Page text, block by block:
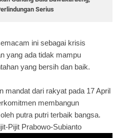
Serius
ini sebagai krisis
yang ada tidak mampu
yang bersih dan baik.
mandat dari rakyat pada 17 April
membangun
putra putri terbaik bangsa.
Pijit Prabowo-Subianto